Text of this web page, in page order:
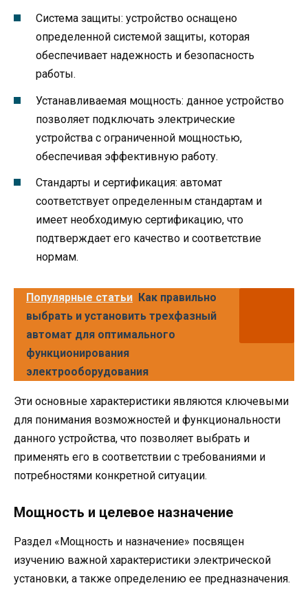
Система защиты: устройство оснащено
определенной системой защиты, которая
обеспечивает надежность и безопасность
работы.
Устанавливаемая мощность: данное устройство
позволяет подключать электрические
устройства с ограниченной мощностью,
обеспечивая эффективную работу.
Стандарты и сертификация: автомат
соответствует определенным стандартам и
имеет необходимую сертификацию, что
подтверждает его качество и соответствие
нормам.
Популярные статьи Как правильно
выбрать и установить трехфазный
автомат для оптимального
функционирования
электрооборудования
Эти основные характеристики являются ключевыми
для понимания возможностей и функциональности
данного устройства, что позволяет выбрать и
применять его в соответствии с требованиями и
потребностями конкретной ситуации.
Мощность и целевое назначение
Раздел «Мощность и назначение» посвящен
изучению важной характеристики электрической
установки, а также определению ее предназначения.